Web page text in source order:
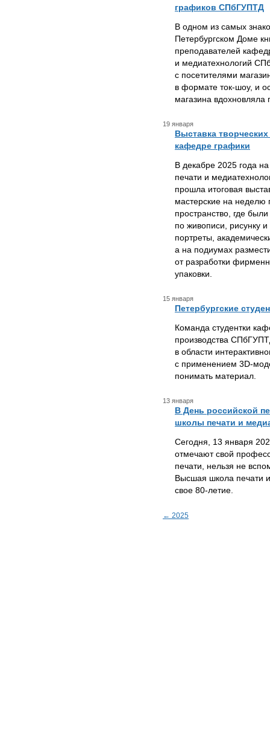
графиков СПбГУПТД
В одном из самых
Петербургском Доме
преподавателей
и медиатехнологий
с посетителями
в формате ток-шоу, и
магазина вдохновляла
19 января
Выставка
кафедре графики
В декабре 2025 года
печати и
прошла итоговая
мастерские на неделю
пространство, где
по живописи, рисунку
портреты,
а на подиумах
от разработки
упаковки.
15 января
Петербургские
Команда студентки
производства
в области
с применением 3D-
понимать материал.
13 января
В День российской
школы печати и
Сегодня, 13 января
отмечают свой
печати, нельзя не
Высшая школа печати
свое 80-летие.
← 2025